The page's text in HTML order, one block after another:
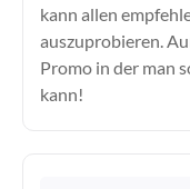
GBE Brokers
kann allen
auszuprobieren.
Promo in der man
kann!